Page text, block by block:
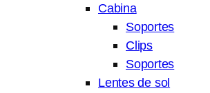
Cabina
Soportes
Clips
Soportes
Lentes de sol